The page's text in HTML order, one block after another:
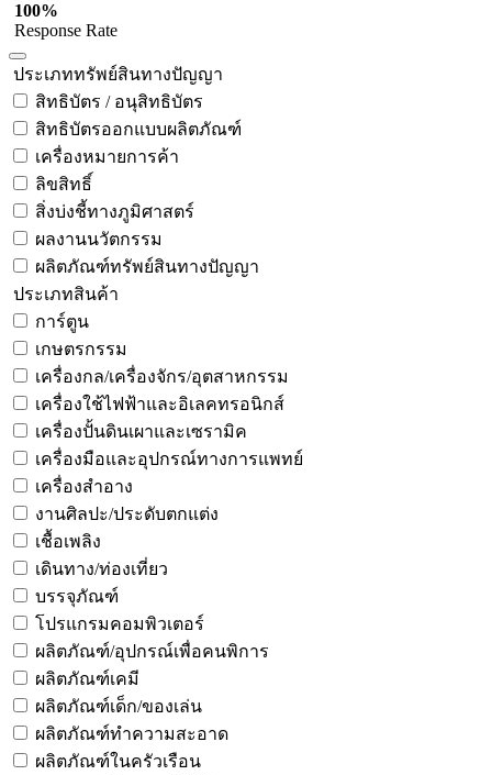
100%
Response Rate
ประเภททรัพย์สินทางปัญญา
สิทธิบัตร / อนุสิทธิบัตร
สิทธิบัตรออกแบบผลิตภัณฑ์
เครื่องหมายการค้า
ลิขสิทธิ์
สิ่งบ่งชี้ทางภูมิศาสตร์
ผลงานนวัตกรรม
ผลิตภัณฑ์ทรัพย์สินทางปัญญา
ประเภทสินค้า
การ์ตูน
เกษตรกรรม
เครื่องกล/เครื่องจักร/อุตสาหกรรม
เครื่องใช้ไฟฟ้าและอิเลคทรอนิกส์
เครื่องปั้นดินเผาและเซรามิค
เครื่องมือและอุปกรณ์ทางการแพทย์
เครื่องสำอาง
งานศิลปะ/ประดับตกแต่ง
เชื้อเพลิง
เดินทาง/ท่องเที่ยว
บรรจุภัณฑ์
โปรแกรมคอมพิวเตอร์
ผลิตภัณฑ์/อุปกรณ์เพื่อคนพิการ
ผลิตภัณฑ์เคมี
ผลิตภัณฑ์เด็ก/ของเล่น
ผลิตภัณฑ์ทำความสะอาด
ผลิตภัณฑ์ในครัวเรือน